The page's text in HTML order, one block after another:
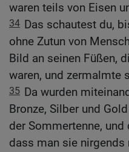
waren teils von Eisen
34 Das schautest du,
ohne Zutun von
Bild an seinen Füßen,
waren, und zermalmte
35 Da wurden
Bronze, Silber und
der Sommertenne,
dass man sie nirgends